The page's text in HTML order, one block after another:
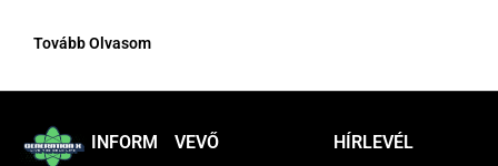
Tovább Olvasom
INFORM
VEVŐ HÍRLEVÉL